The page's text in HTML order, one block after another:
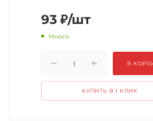
93 ₽/шт
Много
В
КУПИТЬ В 1 КЛИК